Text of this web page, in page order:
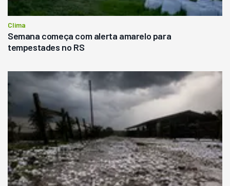
Clima
Semana começa com alerta amarelo para
tempestades no RS